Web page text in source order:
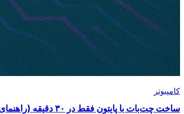
کامپیوتر
ساخت چت‌بات با پایتون فقط در ۳۰ دقیقه (راهنمای سریع برای مبتدیان)